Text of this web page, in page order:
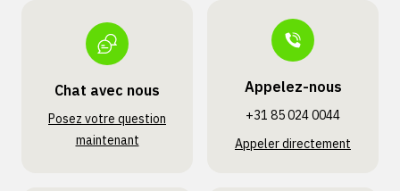
Chat avec nous
Posez votre question
maintenant
Appelez-nous
+31 85 024 0044
Appeler directement